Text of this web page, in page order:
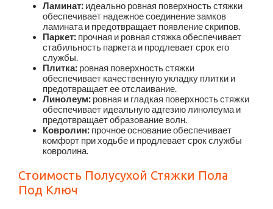
Ламинат: идеально ровная поверхность стяжки
обеспечивает надежное соединение замков
ламината и предотвращает появление скрипов.
Паркет: прочная и ровная стяжка обеспечивает
стабильность паркета и продлевает срок его
службы.
Плитка: ровная поверхность стяжки
обеспечивает качественную укладку плитки и
предотвращает ее отслаивание.
Линолеум: ровная и гладкая поверхность стяжки
обеспечивает идеальную адгезию линолеума и
предотвращает образование волн.
Ковролин: прочное основание обеспечивает
комфорт при ходьбе и продлевает срок службы
ковролина.
Стоимость Полусухой Стяжки Пола
Под Ключ